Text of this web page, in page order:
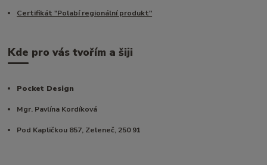
Certifikát "Polabí regionální produkt"
Kde pro vás tvořím a šiji
Pocket Design
Mgr. Pavlína Kordíková
Pod Kapličkou 857, Zeleneč, 250 91